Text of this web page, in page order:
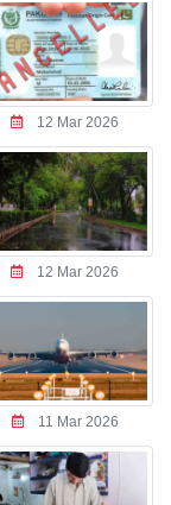
12 Mar 2026
12 Mar 2026
11 Mar 2026